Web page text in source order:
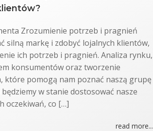
Zrozumienie potrzeb i pragnień
silną markę i zdobyć lojalnych klientów,
ich potrzeb i pragnień. Analiza rynku,
konsumentów oraz tworzenie
które pomogą nam poznać naszą grupę
w stanie dostosować nasze
oczekiwań, co […]
read more...